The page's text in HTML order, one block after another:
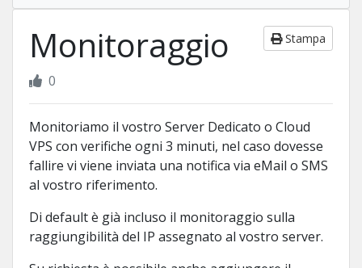
Monitoraggio Stampa
0
Monitoriamo il vostro Server Dedicato o Cloud
VPS con verifiche ogni 3 minuti, nel caso dovesse
fallire vi viene inviata una notifica via eMail o SMS
al vostro riferimento.
Di default è già incluso il monitoraggio sulla
raggiungibilità del IP assegnato al vostro server.